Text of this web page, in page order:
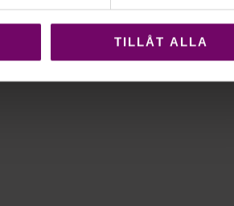
TILLÅT ALLA